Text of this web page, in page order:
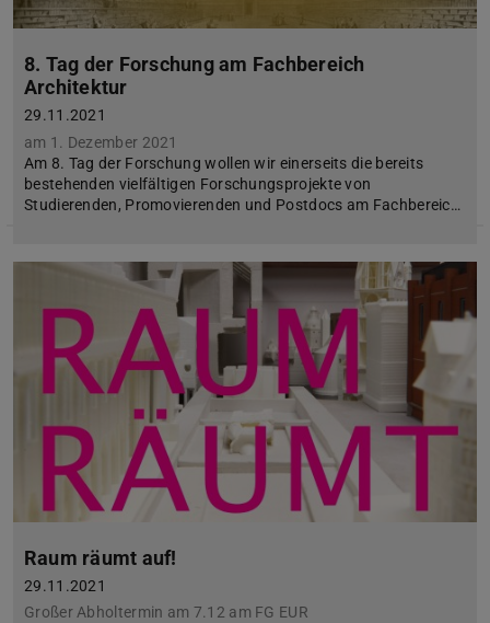
8. Tag der Forschung am Fachbereich
Architektur
29.11.2021
am 1. Dezember 2021
Am 8. Tag der Forschung wollen wir einerseits die bereits
bestehenden vielfältigen Forschungsprojekte von
Studierenden, Promovierenden und Postdocs am Fachbereic…
Raum räumt auf!
29.11.2021
Großer Abholtermin am 7.12 am FG EUR